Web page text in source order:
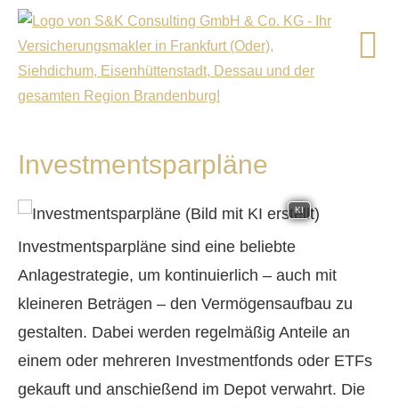
Investmentsparpläne
KI
Investmentsparpläne sind eine beliebte
Anlagestrategie, um kontinuierlich – auch mit
kleineren Beträgen – den Vermögensaufbau zu
gestalten. Dabei werden regelmäßig Anteile an
einem oder mehreren Investmentfonds oder ETFs
gekauft und anschießend im Depot verwahrt. Die